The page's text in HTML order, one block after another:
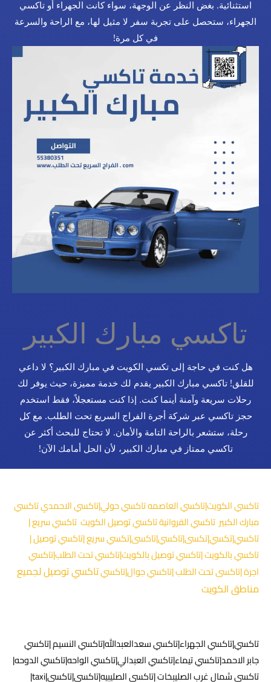
استثنائية. بغض النظر عن الوجهة، سواء كانت الجهراء أو تاكسي
الجهراء، ستحصل على تجربة سفر لا مثيل لها، مع الراحة والسرعة
في كل مرة!
تاكسي مبارك الكبير
هل كنت في حاجة إلى تكسي الكويت في مبارك الكبير؟ لا داعي
للقلق! تاكسي مبارك الكبير يقدم لك خدمة مميزة، حيث يوفر لك
رحلات سريعة وآمنة أينما كنت. إذا كنت مستعجلاً، فقط استخدم
حجز تاكسي عبر شركة أجرة الفراج السريع تحت الطلب. مع كل
رحلة، ستشعر بالراحة التامة والأمان. لا تحتاج للبحث أكثر عن
تاكسي ممتاز في مبارك الكبير، لأن الحل أمامك الآن!
تاكسي الكويت|تاكسي العاصمه تاكسي حولي|تاكسي الاحمدي تاكسي
مبارك الكبير تاكسي الفروانية تاكسي توصيل الكويت تاكسي سريع |
تاكسي|تكسي|تكسى|تاكسي|تاكسى|تكسي سريع |تاكسي توصيل |
تاكسي بالكويت |تاكسي توصيل بالكويت|تاكسي تحت الطلب|تاكسي
اجرة |تاكسى تحت الطلب |تاكسي جوال|تاكسيتاكسي توصيل لجميع
مناطق الكويت
تاكسي|تاكسي الجهراء|تاكسي سعدالعبدالله|تاكسي النسيم |تاكسي
جابر الاحمد|تاكسي تيماء|تاكسي العبدالي|تاكسي الواحه|تاكسي الدوحه|
تاكسي شمال غرب الصليبخات |تاكسي الصليبيه|تاكسى|تاكسي|taxi|